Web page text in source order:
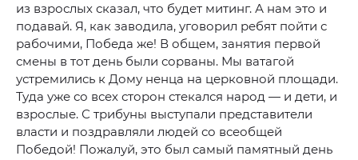
из взрослых сказал, что будет митинг. А нам это и
подавай. Я, как заводила, уговорил ребят пойти с
рабочими, Победа же! В общем, занятия первой
смены в тот день были сорваны. Мы ватагой
устремились к Дому ненца на церковной площади.
Туда уже со всех сторон стекался народ — и дети, и
взрослые. С трибуны выступали представители
власти и поздравляли людей со всеобщей
Победой! Пожалуй, это был самый памятный день